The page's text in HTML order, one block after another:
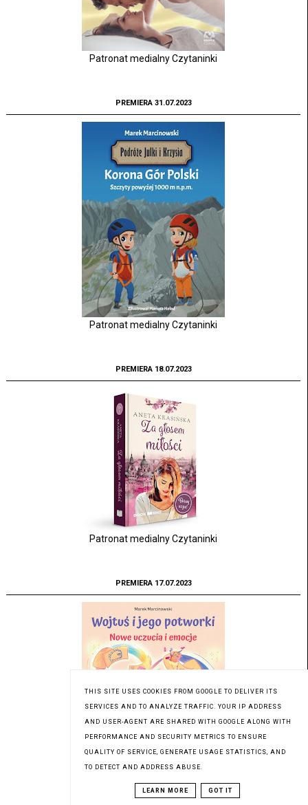
Patronat medialny Czytaninki
PREMIERA 31.07.2023
Patronat medialny Czytaninki
PREMIERA 18.07.2023
Patronat medialny Czytaninki
PREMIERA 17.07.2023
Patronat medialny Czytaninki
PREMIERA 15.07.2023
THIS SITE USES COOKIES FROM GOOGLE TO DELIVER ITS
SERVICES AND TO ANALYZE TRAFFIC. YOUR IP ADDRESS
AND USER-AGENT ARE SHARED WITH GOOGLE ALONG WITH
PERFORMANCE AND SECURITY METRICS TO ENSURE
QUALITY OF SERVICE, GENERATE USAGE STATISTICS, AND
TO DETECT AND ADDRESS ABUSE.
LEARN MORE GOT IT